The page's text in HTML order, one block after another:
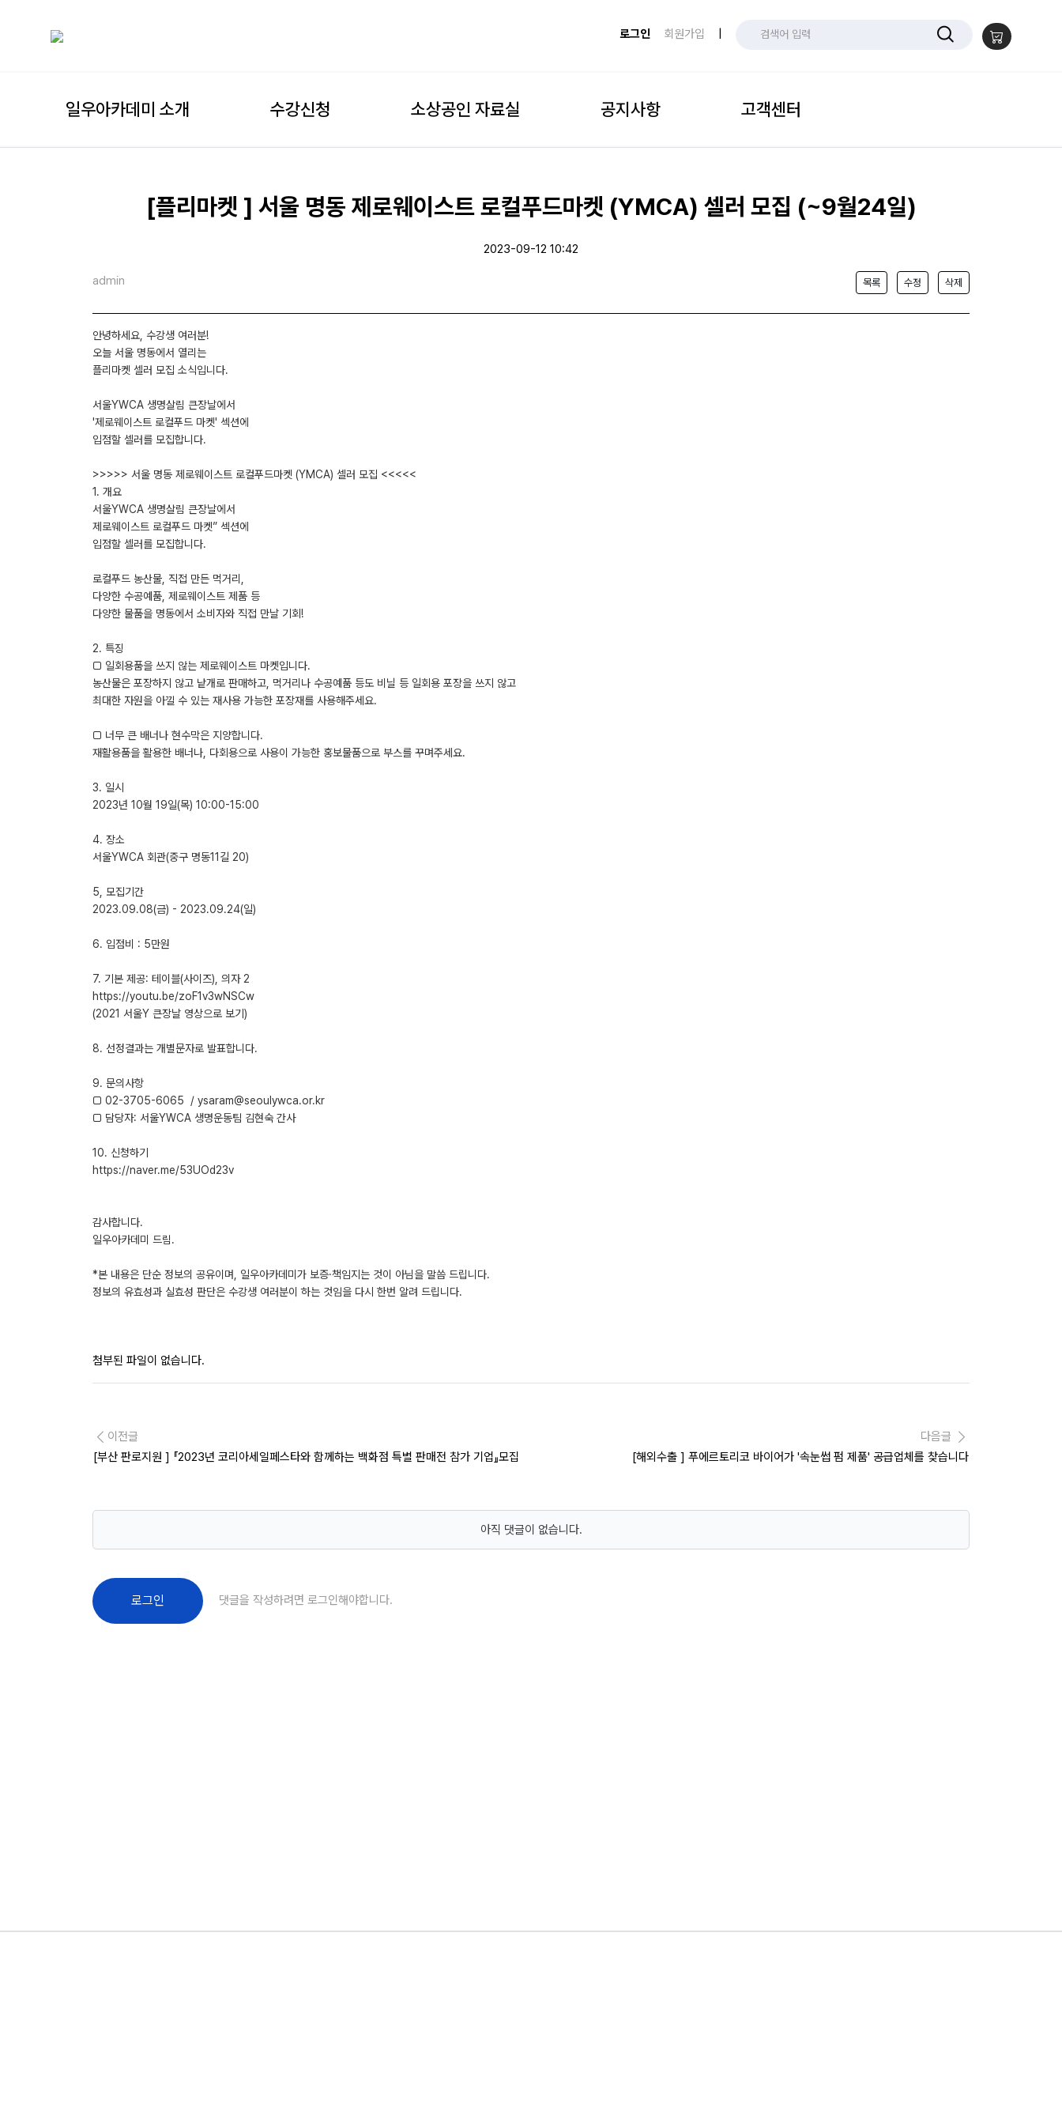
로그인 회원가입
일우아카데미 소개 수강신청 소상공인 자료실 공지사항 고객센터
[플리마켓 ] 서울 명동 제로웨이스트 로컬푸드마켓 (YMCA) 셀러 모집 (~9월24일)
2023-09-12 10:42
admin 목록 수정 삭제
안녕하세요, 수강생 여러분!
오늘 서울 명동에서 열리는
플리마켓 셀러 모집 소식입니다.
서울YWCA 생명살림 큰장날에서
'제로웨이스트 로컬푸드 마켓' 섹션에
입점할 셀러를 모집합니다.
>>>>> 서울 명동 제로웨이스트 로컬푸드마켓 (YMCA) 셀러 모집 <<<<<
1. 개요
서울YWCA 생명살림 큰장날에서
제로웨이스트 로컬푸드 마켓” 섹션에
입점할 셀러를 모집합니다.
로컬푸드 농산물, 직접 만든 먹거리,
다양한 수공예품, 제로웨이스트 제품 등
다양한 물품을 명동에서 소비자와 직접 만날 기회!
2. 특징
□ 일회용품을 쓰지 않는 제로웨이스트 마켓입니다.
농산물은 포장하지 않고 낱개로 판매하고, 먹거리나 수공예품 등도 비닐 등 일회용 포장을 쓰지 않고
최대한 자원을 아낄 수 있는 재사용 가능한 포장재를 사용해주세요.
□ 너무 큰 배너나 현수막은 지양합니다.
재활용품을 활용한 배너나, 다회용으로 사용이 가능한 홍보물품으로 부스를 꾸며주세요.
3. 일시
2023년 10월 19일(목) 10:00-15:00
4. 장소
서울YWCA 회관(중구 명동11길 20)
5, 모집기간
2023.09.08(금) - 2023.09.24(일)
6. 입점비 : 5만원
7. 기본 제공: 테이블(사이즈), 의자 2
https://youtu.be/zoF1v3wNSCw
(2021 서울Y 큰장날 영상으로 보기)
8. 선정결과는 개별문자로 발표합니다.
9. 문의사항
□ 02-3705-6065 / ysaram@seoulywca.or.kr
□ 담당자: 서울YWCA 생명운동팀 김현숙 간사
10. 신청하기
https://naver.me/53UOd23v
감사합니다.
일우아카데미 드림.
*본 내용은 단순 정보의 공유이며, 일우아카데미가 보증·책임지는 것이 아님을 말씀 드립니다.
정보의 유효성과 실효성 판단은 수강생 여러분이 하는 것임을 다시 한번 알려 드립니다.
첨부된 파일이 없습니다.
이전글
[부산 판로지원 ] 『2023년 코리아세일페스타와 함께하는 백화점 특별 판매전 참가 기업』모집
다음글
[해외수출 ] 푸에르토리코 바이어가 '속눈썹 펌 제품' 공급업체를 찾습니다
아직 댓글이 없습니다.
로그인 댓글을 작성하려면 로그인해야합니다.